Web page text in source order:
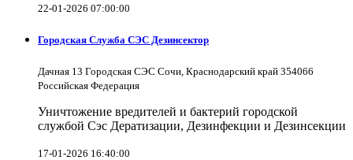
22-01-2026 07:00:00
Городская Служба СЭС Дезинсектор
Дачная 13 Городская СЭС Сочи, Краснодарский край 354066
Российская Федерация
Уничтожение вредителей и бактерий городской
службой Сэс Дератизации, Дезинфекции и Дезинсекции
17-01-2026 16:40:00